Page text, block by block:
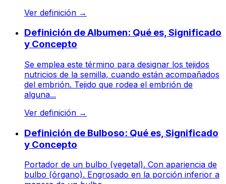
Ver definición →
Definición de Albumen: Qué es, Significado
y Concepto
Se emplea este término para designar los tejidos
nutricios de la semilla, cuando están acompañados
del embrión. Tejido que rodea el embrión de
alguna...
Ver definición →
Definición de Bulboso: Qué es, Significado
y Concepto
Portador de un bulbo (vegetal). Con apariencia de
bulbo (órgano). Engrosado en la porción inferior a